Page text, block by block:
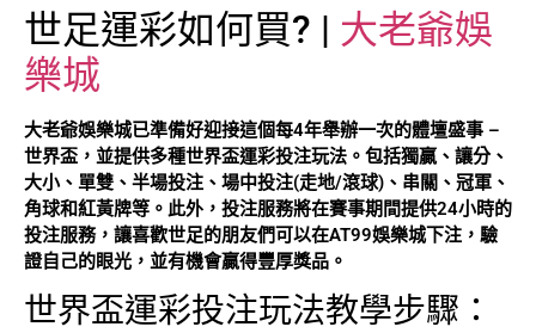
世足運彩如何買? | 大老爺娛
樂城
大老爺娛樂城已準備好迎接這個每4年舉辦一次的體壇盛事 –
世界盃，並提供多種世界盃運彩投注玩法。包括獨贏、讓分、
大小、單雙、半場投注、場中投注(走地/滾球)、串關、冠軍、
角球和紅黃牌等。此外，投注服務將在賽事期間提供24小時的
投注服務，讓喜歡世足的朋友們可以在AT99娛樂城下注，驗
證自己的眼光，並有機會贏得豐厚獎品。
世界盃運彩投注玩法教學步驟：